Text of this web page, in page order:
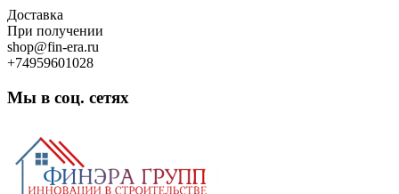
Skip
to
content
Доставка
При получении
shop@fin-era.ru
+74959601028
Мы в соц. сетях